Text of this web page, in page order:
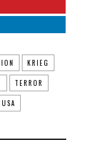
KRIEG
TERROR
USA